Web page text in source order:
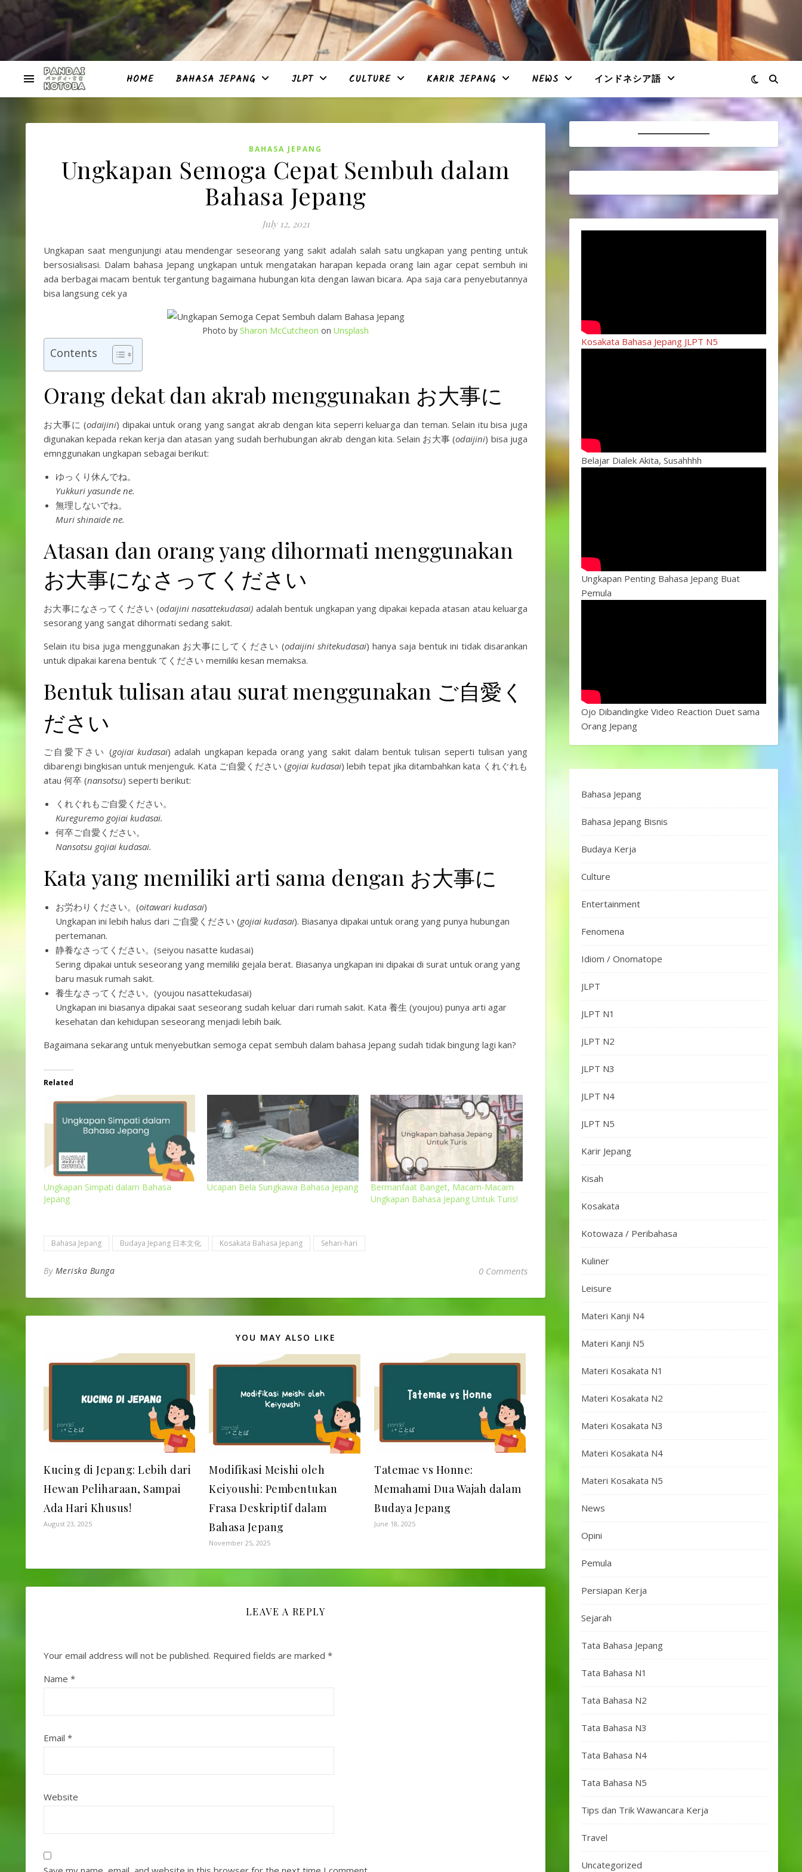
HOME BAHASA JEPANG JLPT CULTURE KARIR JEPANG NEWS インドネシア語
BAHASA JEPANG
Ungkapan Semoga Cepat Sembuh dalam
Bahasa Jepang
July 12, 2021
Ungkapan saat mengunjungi atau mendengar seseorang yang sakit adalah salah satu ungkapan yang penting untuk
bersosialisasi. Dalam bahasa Jepang ungkapan untuk mengatakan harapan kepada orang lain agar cepat sembuh ini
ada berbagai macam bentuk tergantung bagaimana hubungan kita dengan lawan bicara. Apa saja cara penyebutannya
bisa langsung cek ya
Photo by Sharon McCutcheon on Unsplash
Contents
Orang dekat dan akrab menggunakan お大事に
お大事に (odaijini) dipakai untuk orang yang sangat akrab dengan kita seperri keluarga dan teman. Selain itu bisa juga
digunakan kepada rekan kerja dan atasan yang sudah berhubungan akrab dengan kita. Selain お大事 (odaijini) bisa juga
emnggunakan ungkapan sebagai berikut:
ゆっくり休んでね。
Yukkuri yasunde ne.
無理しないでね。
Muri shinaide ne.
Atasan dan orang yang dihormati menggunakan
お大事になさってください
お大事になさってください (odaijini nasattekudasai) adalah bentuk ungkapan yang dipakai kepada atasan atau keluarga
sesorang yang sangat dihormati sedang sakit.
Selain itu bisa juga menggunakan お大事にしてください (odaijini shitekudasai) hanya saja bentuk ini tidak disarankan
untuk dipakai karena bentuk てください memiliki kesan memaksa.
Bentuk tulisan atau surat menggunakan ご自愛く
ださい
ご自愛下さい (gojiai kudasai) adalah ungkapan kepada orang yang sakit dalam bentuk tulisan seperti tulisan yang
dibarengi bingkisan untuk menjenguk. Kata ご自愛ください (gojiai kudasai) lebih tepat jika ditambahkan kata くれぐれも
atau 何卒 (nansotsu) seperti berikut:
くれぐれもご自愛ください。
Kureguremo gojiai kudasai.
何卒ご自愛ください。
Nansotsu gojiai kudasai.
Kata yang memiliki arti sama dengan お大事に
お労わりください。(oitawari kudasai)
Ungkapan ini lebih halus dari ご自愛ください (gojiai kudasai). Biasanya dipakai untuk orang yang punya hubungan
pertemanan.
静養なさってください。(seiyou nasatte kudasai)
Sering dipakai untuk seseorang yang memiliki gejala berat. Biasanya ungkapan ini dipakai di surat untuk orang yang
baru masuk rumah sakit.
養生なさってください。(youjou nasattekudasai)
Ungkapan ini biasanya dipakai saat seseorang sudah keluar dari rumah sakit. Kata 養生 (youjou) punya arti agar
kesehatan dan kehidupan seseorang menjadi lebih baik.
Bagaimana sekarang untuk menyebutkan semoga cepat sembuh dalam bahasa Jepang sudah tidak bingung lagi kan?
Related
Ungkapan Simpati dalam Bahasa
Jepang
Ucapan Bela Sungkawa Bahasa Jepang
Bermanfaat Banget, Macam-Macam
Ungkapan Bahasa Jepang Untuk Turis!
Bahasa Jepang Budaya Jepang 日本文化 Kosakata Bahasa Jepang Sehari-hari
By Meriska Bunga 0 Comments
YOU MAY ALSO LIKE
Kucing di Jepang: Lebih dari
Hewan Peliharaan, Sampai
Ada Hari Khusus!
August 23, 2025
Modifikasi Meishi oleh
Keiyoushi: Pembentukan
Frasa Deskriptif dalam
Bahasa Jepang
November 25, 2025
Tatemae vs Honne:
Memahami Dua Wajah dalam
Budaya Jepang
June 18, 2025
LEAVE A REPLY
Your email address will not be published. Required fields are marked *
Name *
Email *
Website
Kosakata Bahasa Jepang JLPT N5
Belajar Dialek Akita, Susahhhh
Ungkapan Penting Bahasa Jepang Buat
Pemula
Ojo Dibandingke Video Reaction Duet sama
Orang Jepang
Bahasa Jepang
Bahasa Jepang Bisnis
Budaya Kerja
Culture
Entertainment
Fenomena
Idiom / Onomatope
JLPT
JLPT N1
JLPT N2
JLPT N3
JLPT N4
JLPT N5
Karir Jepang
Kisah
Kosakata
Kotowaza / Peribahasa
Kuliner
Leisure
Materi Kanji N4
Materi Kanji N5
Materi Kosakata N1
Materi Kosakata N2
Materi Kosakata N3
Materi Kosakata N4
Materi Kosakata N5
News
Opini
Pemula
Persiapan Kerja
Sejarah
Tata Bahasa Jepang
Tata Bahasa N1
Tata Bahasa N2
Tata Bahasa N3
Tata Bahasa N4
Tata Bahasa N5
Tips dan Trik Wawancara Kerja
Travel
Uncategorized